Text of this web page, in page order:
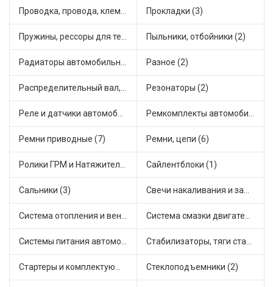
Проводка, провода, клеммы и разъемы (3) Прокладки (3)
Пружины, рессоры для техники (1) Пыльники, отбойники (2)
Радиаторы автомобильные (4) Разное (2)
Распределительный вал, шестерни распределительного (3) Резонаторы (2)
Реле и датчики автомобильные (32) Ремкомплекты автомобильные (5)
Ремни приводные (7) Ремни, цепи (6)
Ролики ГРМ и Натяжители (4) Сайлентблоки (1)
Сальники (3) Свечи накаливания и зажигания (1)
Система отопления и вентиляции (5) Система смазки двигателя (3)
Системы питания автомобиля (1) Стабилизаторы, тяги стабилизатора, стойки стабилиз (3)
Стартеры и комплектующие (6) Стеклоподъемники (2)